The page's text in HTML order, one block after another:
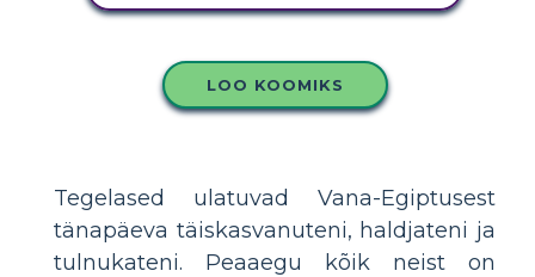
LOO KOOMIKS
Tegelased ulatuvad Vana-Egiptusest
tänapäeva täiskasvanuteni, haldjateni ja
tulnukateni. Peaaegu kõik neist on